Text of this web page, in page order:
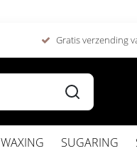
Gratis verzending
WAXING SUGARING